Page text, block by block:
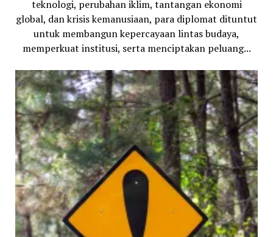
teknologi, perubahan iklim, tantangan ekonomi
global, dan krisis kemanusiaan, para diplomat dituntut
untuk membangun kepercayaan lintas budaya,
memperkuat institusi, serta menciptakan peluang...